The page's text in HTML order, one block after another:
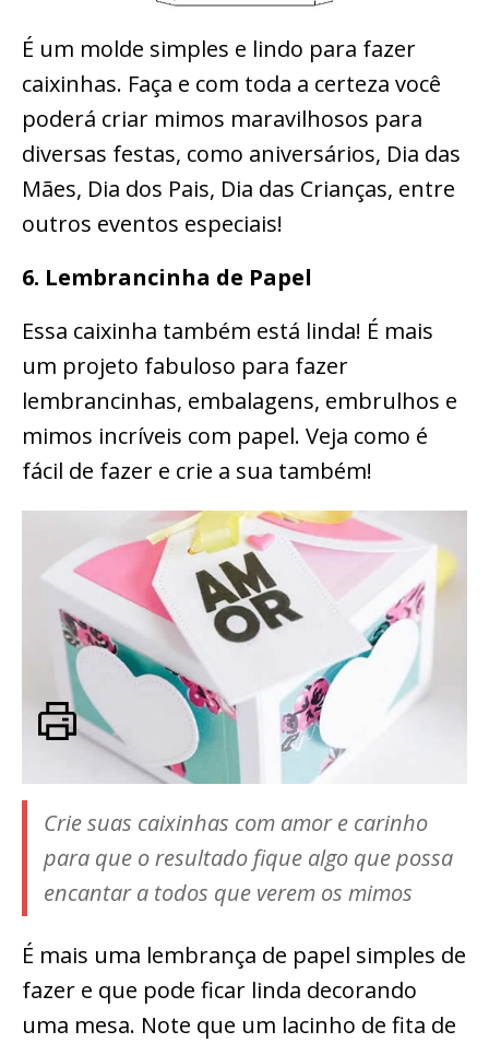
É um molde simples e lindo para fazer
caixinhas. Faça e com toda a certeza você
poderá criar mimos maravilhosos para
diversas festas, como aniversários, Dia das
Mães, Dia dos Pais, Dia das Crianças, entre
outros eventos especiais!
6. Lembrancinha de Papel
Essa caixinha também está linda! É mais
um projeto fabuloso para fazer
lembrancinhas, embalagens, embrulhos e
mimos incríveis com papel. Veja como é
fácil de fazer e crie a sua também!
Crie suas caixinhas com amor e carinho
para que o resultado fique algo que possa
encantar a todos que verem os mimos
É mais uma lembrança de papel simples de
fazer e que pode ficar linda decorando
uma mesa. Note que um lacinho de fita de